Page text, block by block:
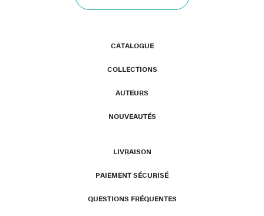
CATALOGUE
COLLECTIONS
AUTEURS
NOUVEAUTÉS
LIVRAISON
PAIEMENT SÉCURISÉ
QUESTIONS FRÉQUENTES